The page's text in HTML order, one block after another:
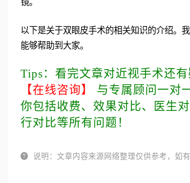
以下是关于双眼皮手术的相关知识的介绍。
能够帮助到大家。
Tips：看完文章对近视手术还
【在线咨询】
与专属顾问一对
你包括收费、效果对比、医生
行对比等所有问题！
 说明：文章内容来源网络整理仅供参考，如